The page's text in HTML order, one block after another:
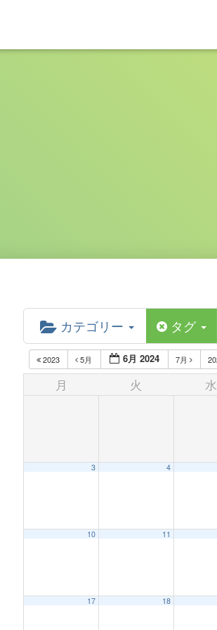
カテゴリー タグ
2023 5月 6月 2024 7月
月 火 水
3 4
10 11
17 18